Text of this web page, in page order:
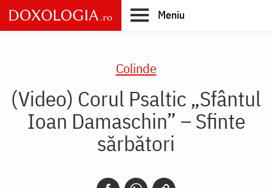
Skip
to
main
Meniu
Colinde
(Video) Corul Psaltic „Sfântul
Ioan Damaschin” – Sfinte
sărbători